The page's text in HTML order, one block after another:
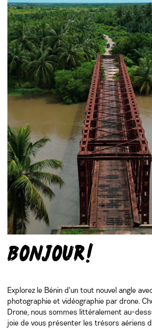
Bonjour!
Explorez le Bénin d'un tout nouvel angle
photographie et vidéographie par drone.
Drone, nous sommes littéralement au-
joie de vous présenter les trésors aériens